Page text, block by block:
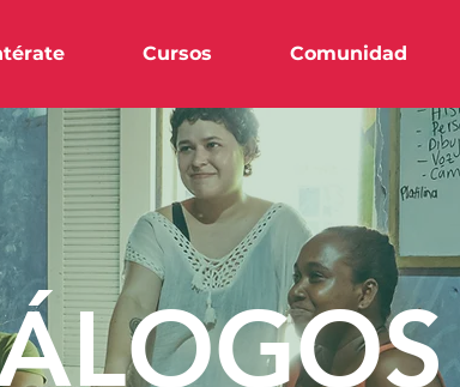
Cursos Comunidad